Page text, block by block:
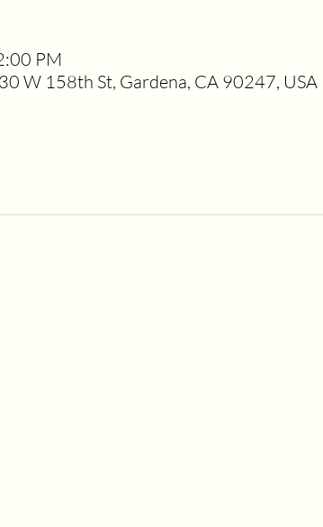
PM
W 158th St, Gardena, CA 90247, USA